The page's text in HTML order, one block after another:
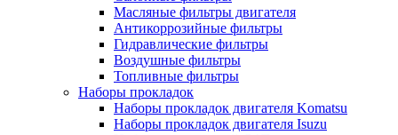
Масляные фильтры двигателя
Антикоррозийные фильтры
Гидравлические фильтры
Воздушные фильтры
Топливные фильтры
Наборы прокладок
Наборы прокладок двигателя Komatsu
Наборы прокладок двигателя Isuzu